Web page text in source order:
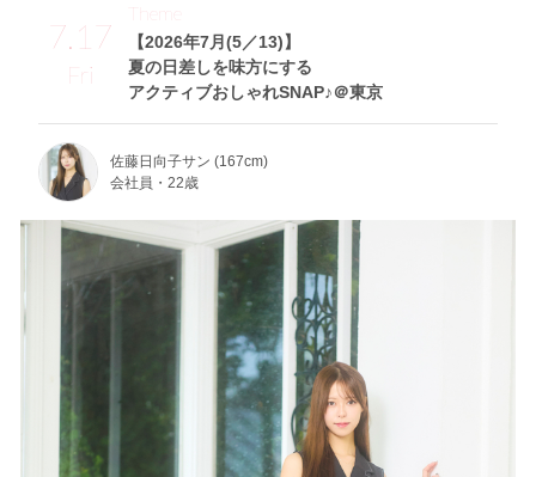
7.17
Fri
【2026年7月(5／13)】
夏の日差しを味方にする
アクティブおしゃれSNAP♪＠東京
Theme
佐藤日向子サン (167cm)
会社員・22歳